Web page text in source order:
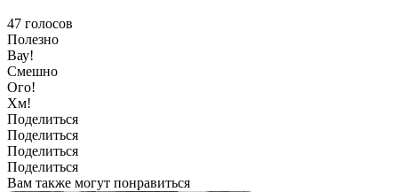
47 голосов
Полезно
Вау!
Смешно
Ого!
Хм!
Поделиться
Поделиться
Поделиться
Поделиться
Вам также могут понравиться